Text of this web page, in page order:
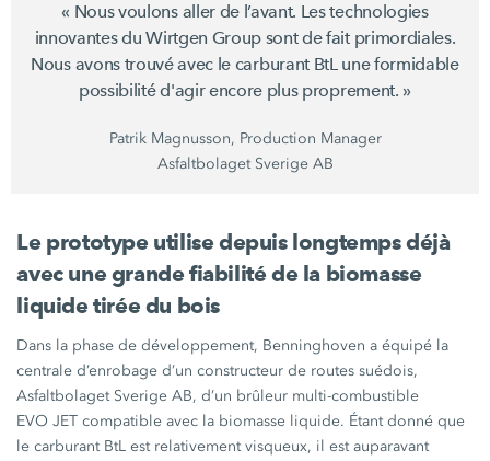
« Nous voulons aller de l’avant. Les technologies
innovantes duWirtgen Group sont de fait primordiales.
Nous avons trouvé avec le carburant BtL une formidable
possibilité d'agir encore plus proprement. »
Patrik Magnusson, Production Manager
Asfaltbolaget Sverige AB
Le prototype utilise depuis longtemps déjà
avec une grande fiabilité de la biomasse
liquide tirée du bois
Dans la phase de développement, Benninghoven a équipé la
centrale d’enrobage d’un constructeur de routes suédois,
Asfaltbolaget Sverige AB, d’un brûleur multi-combustible
EVO JET compatible avec la biomasse liquide. Étant donné que
le carburant BtL est relativement visqueux, il est auparavant